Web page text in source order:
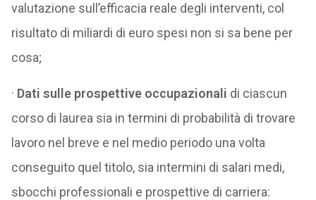
valutazione sull’efficacia reale degli interventi, col
risultato di miliardi di euro spesi non si sa bene per
cosa;
· Dati sulle prospettive occupazionali di ciascun
corso di laurea sia in termini di probabilità di trovare
lavoro nel breve e nel medio periodo una volta
conseguito quel titolo, sia intermini di salari medi,
sbocchi professionali e prospettive di carriera: